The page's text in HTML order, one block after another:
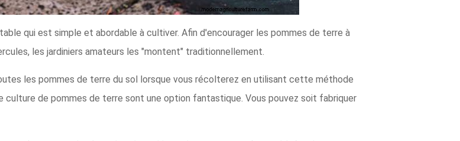
qui est simple et abordable à cultiver. Afin d'encourager les pommes de terre à
les jardiniers amateurs les "montent" traditionnellement.
les pommes de terre du sol lorsque vous récolterez en utilisant cette méthode
culture de pommes de terre sont une option fantastique. Vous pouvez soit fabriquer